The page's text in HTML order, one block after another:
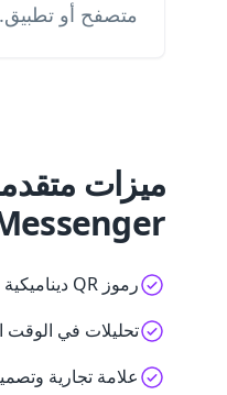
متصفح أو تطبيق.
رموز QR ديناميكية مع روابط قابلة للتحرير
تحليلات في الوقت
علامة تجارية